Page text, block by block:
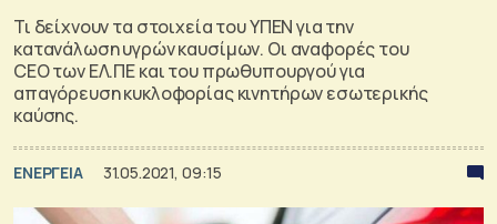
Τι δείχνουν τα στοιχεία του ΥΠΕΝ για την
κατανάλωση υγρών καυσίμων. Οι αναφορές του
CEO των ΕΛ.ΠΕ και του πρωθυπουργού για
απαγόρευση κυκλοφορίας κινητήρων εσωτερικής
καύσης.
ΕΝΕΡΓΕΙΑ 31.05.2021, 09:15